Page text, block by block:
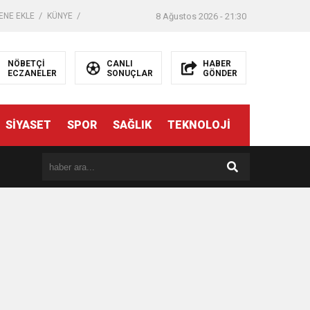
EKLE KÜNYE 8 Ağustos 2026 - 21:30
NÖBETÇİ
ECZANELER
CANLI
SONUÇLAR
HABER
GÖNDER
SİYASET SPOR SAĞLIK TEKNOLOJİ